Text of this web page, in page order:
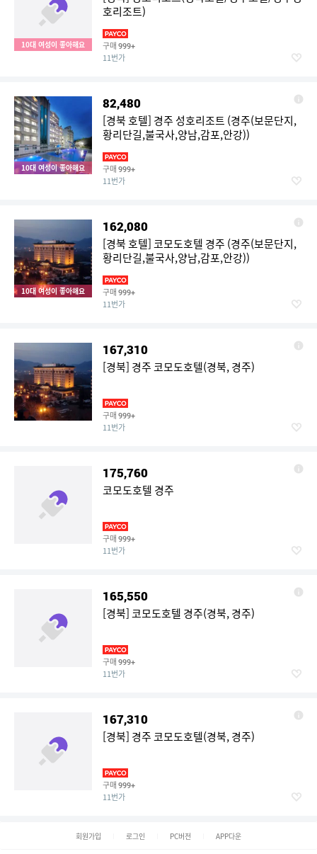
10대 여성이 좋아해요
호리조트)
구매 999+
11번가
10대 여성이 좋아해요
82,480
[경북 호텔] 경주 성호리조트 (경주(보문단지,
황리단길,불국사,양남,감포,안강))
구매 999+
11번가
10대 여성이 좋아해요
162,080
[경북 호텔] 코모도호텔 경주 (경주(보문단지,
황리단길,불국사,양남,감포,안강))
구매 999+
11번가
167,310
[경북] 경주 코모도호텔(경북, 경주)
구매 999+
11번가
175,760
코모도호텔 경주
구매 999+
11번가
165,550
[경북] 코모도호텔 경주(경북, 경주)
구매 999+
11번가
167,310
[경북] 경주 코모도호텔(경북, 경주)
구매 999+
11번가
회원가입 로그인 PC버전 APP다운